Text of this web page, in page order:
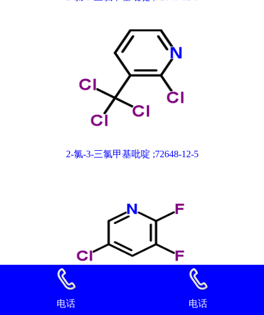
2-氯-3-三氯甲基吡啶 ;72648-12-5
2,3-二氟-5-氯吡啶 89402-43-7
电话 电话